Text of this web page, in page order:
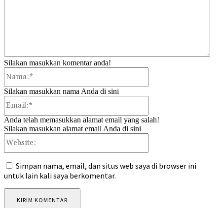
Silakan masukkan komentar anda!
Silakan masukkan nama Anda di sini
Anda telah memasukkan alamat email yang salah!
Silakan masukkan alamat email Anda di sini
Simpan nama, email, dan situs web saya di browser ini
untuk lain kali saya berkomentar.